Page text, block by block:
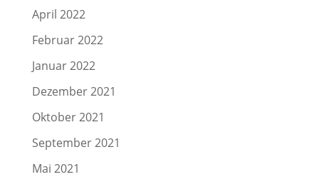
April 2022
Februar 2022
Januar 2022
Dezember 2021
Oktober 2021
September 2021
Mai 2021